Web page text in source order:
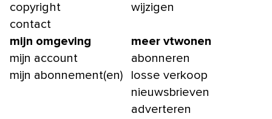
copyright
contact
wijzigen
mijn omgeving
mijn account
mijn abonnement(en)
meer vtwonen
abonneren
losse verkoop
nieuwsbrieven
adverteren